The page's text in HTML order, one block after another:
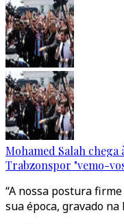
Mohamed Salah chega
Trabzonspor "vemo-
“A nossa postura
sua época, gravado